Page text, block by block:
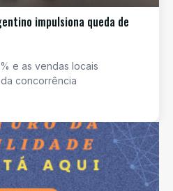
impulsiona queda de
e as vendas locais
concorrência